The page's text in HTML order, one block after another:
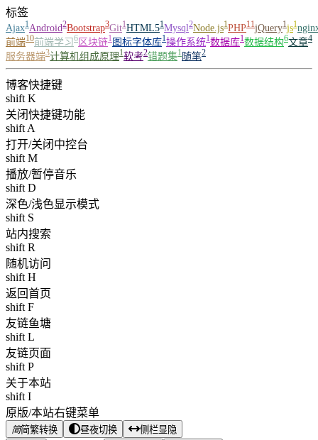
标签
Ajax1Android2Bootstrap3Git1HTML51Mysql2Node.js1PHP11jQuery1js1
前端10前端学习6区块链1 图标字体库1操作系统1数据库1数据结构6文章4
服务器端3计算机组成原理1软考2错题集1 随笔2
博客快捷键
shift K
关闭快捷键功能
shift A
打开/关闭中控台
shift M
播放/暂停音乐
shift D
深色/浅色显示模式
shift S
站内搜索
shift R
随机访问
shift H
返回首页
shift F
友链鱼塘
shift L
友链页面
shift P
关于本站
shift I
原版/本站右键菜单
简简繁转换 昼夜切换
侧栏显隐